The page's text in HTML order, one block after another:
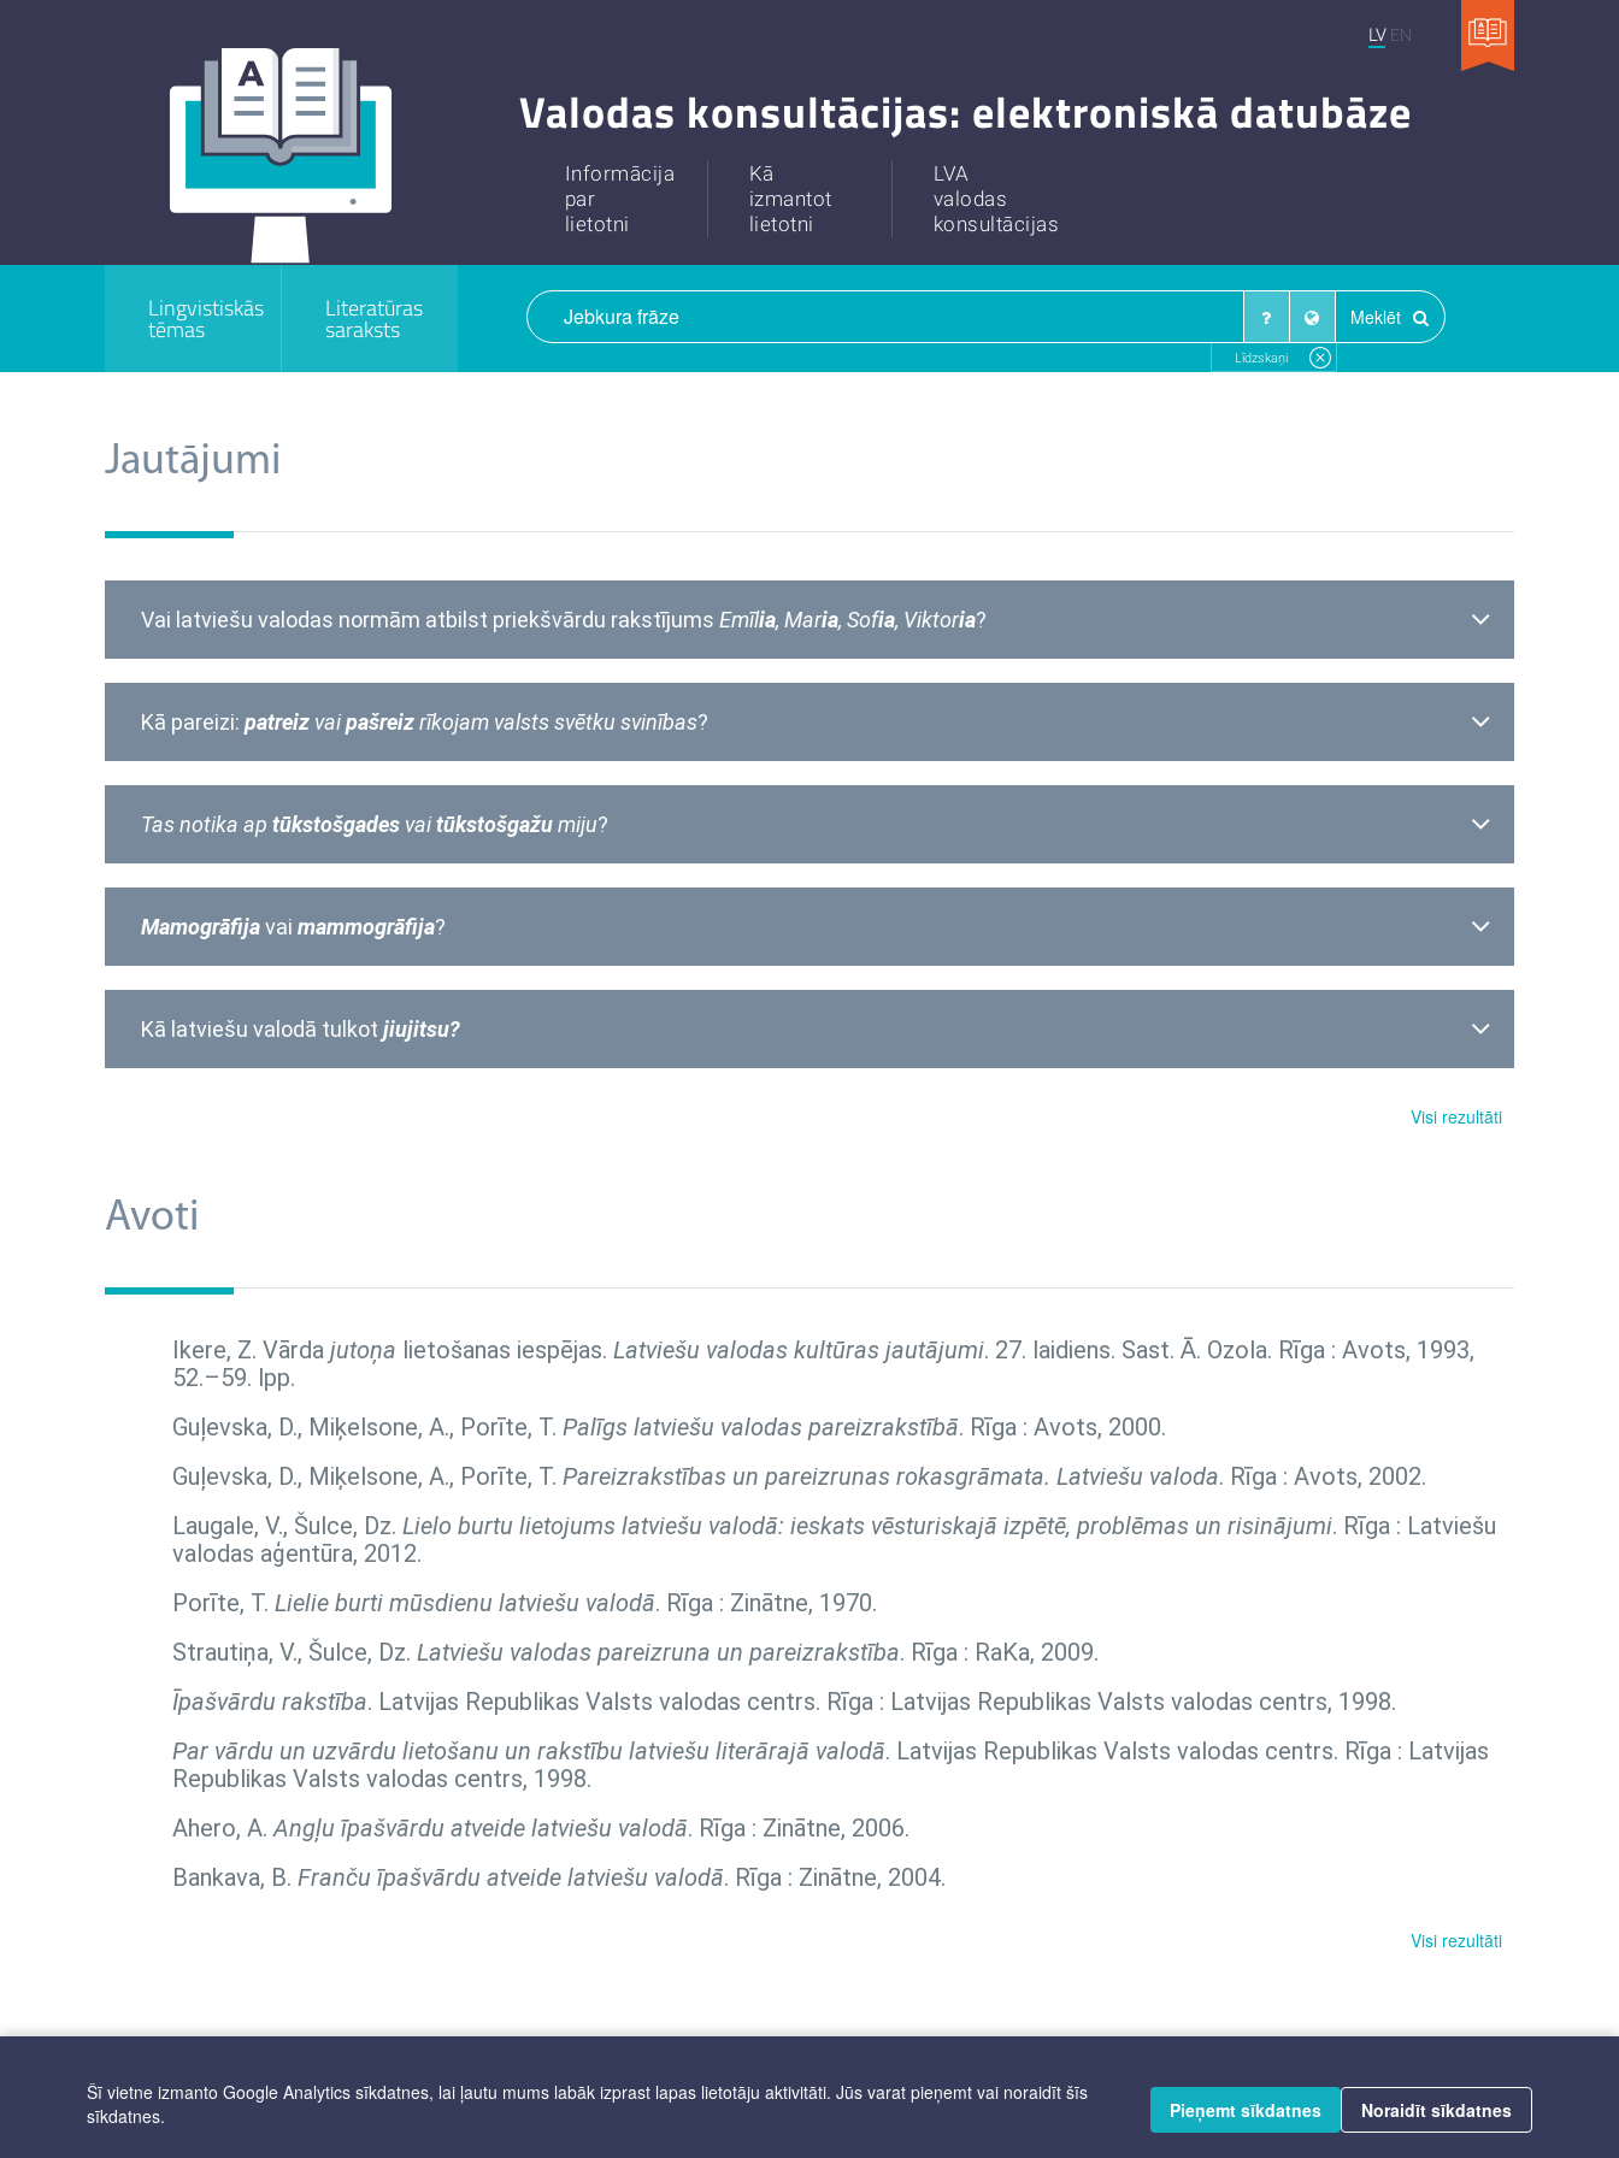
LV EN
Valodas konsultācijas: elektroniskā datubāze
Informācija
par
lietotni
Kā
izmantot
lietotni
LVA
valodas
konsultācijas
Lingvistiskās
tēmas
Literatūras
saraksts Meklēt
Līdzskaņi
Jautājumi
Vai latviešu valodas normām atbilst priekšvārdu rakstījums Emīlia, Maria, Sofia, Viktoria?
Kā pareizi: patreiz vaipašreizrīkojam valsts svētku svinības?
Tas notika ap tūkstošgades vaitūkstošgažumiju?
Mamogrāfijavai mammogrāfija?
Kā latviešu valodā tulkot jiujitsu?
Visi rezultāti
Avoti
Ikere, Z. Vārda jutoņa lietošanas iespējas. Latviešu valodas kultūras jautājumi. 27. laidiens. Sast. Ā. Ozola. Rīga : Avots, 1993,
52.–59. lpp.
Guļevska, D., Miķelsone, A., Porīte, T. Palīgs latviešu valodas pareizrakstībā. Rīga : Avots, 2000.
Guļevska, D., Miķelsone, A., Porīte, T. Pareizrakstības un pareizrunas rokasgrāmata. Latviešu valoda. Rīga : Avots, 2002.
Laugale, V., Šulce, Dz. Lielo burtu lietojums latviešu valodā: ieskats vēsturiskajā izpētē, problēmas un risinājumi. Rīga : Latviešu
valodas aģentūra, 2012.
Porīte, T. Lielie burti mūsdienu latviešu valodā. Rīga : Zinātne, 1970.
Strautiņa, V., Šulce, Dz. Latviešu valodas pareizruna un pareizrakstība. Rīga : RaKa, 2009.
Īpašvārdu rakstība. Latvijas Republikas Valsts valodas centrs. Rīga : Latvijas Republikas Valsts valodas centrs, 1998.
Par vārdu un uzvārdu lietošanu un rakstību latviešu literārajā valodā. Latvijas Republikas Valsts valodas centrs. Rīga : Latvijas
Republikas Valsts valodas centrs, 1998.
Ahero, A.Angļu īpašvārdu atveide latviešu valodā. Rīga : Zinātne, 2006.
Bankava, B. Franču īpašvārdu atveide latviešu valodā. Rīga : Zinātne, 2004.
Visi rezultāti
Šī vietne izmanto Google Analytics sīkdatnes, lai ļautu mums labāk izprast lapas lietotāju aktivitāti. Jūs varat pieņemt vai noraidīt šīs
sīkdatnes.
Pieņemt sīkdatnes Noraidīt sīkdatnes